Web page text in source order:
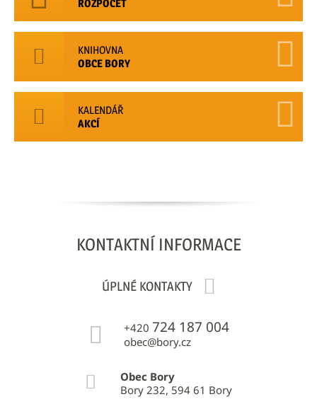
ROZPOČET
KNIHOVNA
OBCE BORY
KALENDÁŘ
AKCÍ
KONTAKTNÍ INFORMACE
Obec Bory
Bory 232, 594 61 Bory
+420 724 187 004
obec@bory.cz
ÚPLNÉ KONTAKTY